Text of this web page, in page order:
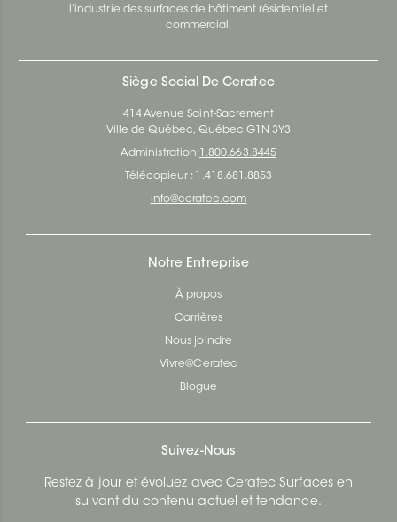
l’industrie des surfaces de bâtiment résidentiel et
commercial.
Siège Social De Ceratec
414 Avenue Saint-Sacrement
Ville de Québec, Québec G1N 3Y3
Administration: 1.800.663.8445
Télécopieur : 1.418.681.8853
info@ceratec.com
Notre Entreprise
À propos
Carrières
Nous joindre
Vivre@Ceratec
Blogue
Suivez-Nous
Restez à jour et évoluez avec Ceratec Surfaces en
suivant du contenu actuel et tendance.